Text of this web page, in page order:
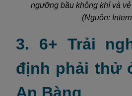
ngưỡng bầu không khí và
(Nguồn:
3. 6+ Trải
định phải thử
An Bàng